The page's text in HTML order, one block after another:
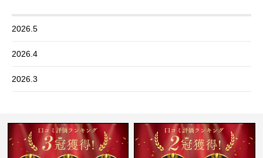
2026.5
2026.4
2026.3
2026.1
2025.12